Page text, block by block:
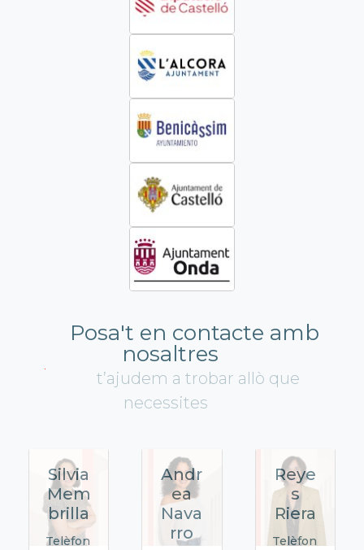
Posa't en contacte amb
nosaltres
t’ajudem a trobar allò que
necessites
Silvia
Mem
brilla
Telèfon
Andr
ea
Nava
rro
Reye
s
Riera
Telèfon